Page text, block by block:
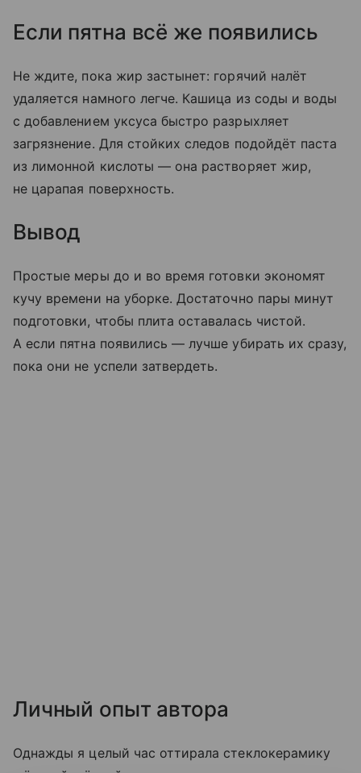
Если пятна всё же появились
Не ждите, пока жир застынет: горячий налёт
удаляется намного легче. Кашица из соды и воды
с добавлением уксуса быстро разрыхляет
загрязнение. Для стойких следов подойдёт паста
из лимонной кислоты — она растворяет жир,
не царапая поверхность.
Вывод
Простые меры до и во время готовки экономят
кучу времени на уборке. Достаточно пары минут
подготовки, чтобы плита оставалась чистой.
А если пятна появились — лучше убирать их сразу,
пока они не успели затвердеть.
Личный опыт автора
Однажды я целый час оттирала стеклокерамику